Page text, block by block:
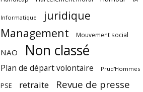
Informatique
juridique
Management
Mouvement social
NAO Non classé
Plan de départ volontaire Prud'Hommes
PSE retraite Revue de presse